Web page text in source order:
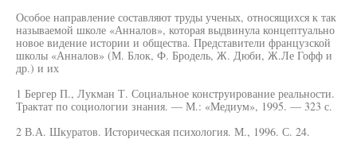
Особое направление составляют труды ученых, относящихся к так
называемой школе «Анналов», которая выдвинула концептуально
новое видение истории и общества. Представители французской
школы «Анналов» (М. Блок, Ф. Бродель, Ж. Дюби, Ж.Ле Гофф и
др.) и их
1 Бергер П., Лукман Т. Социальное конструирование реальности.
Трактат по социологии знания. — М.: «Медиум», 1995. — 323 с.
2 В.А. Шкуратов. Историческая психология. М., 1996. С. 24.